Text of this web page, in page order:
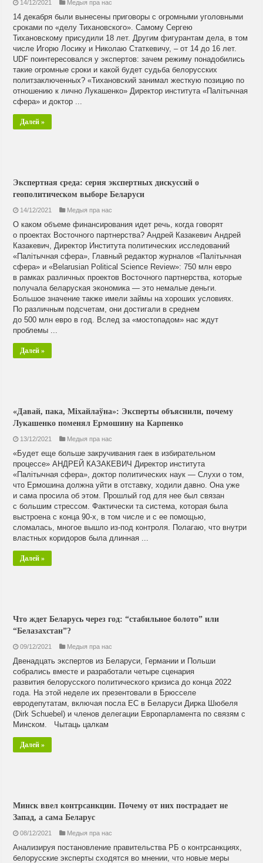
14/12/2021 Медыя пра нас
14 декабря были вынесены приговоры с огромными уголовными
сроками по «делу Тихановского». Самому Сергею
Тихановскому присудили 18 лет. Другим фигурантам дела, в том
числе Игорю Лосику и Николаю Статкевичу, – от 14 до 16 лет.
UDF поинтересовался у экспертов: зачем режиму понадобились
такие огромные сроки и какой будет судьба белорусских
политзаключенных? «Тихановский занимал жесткую позицию по
отношению к лично Лукашенко» Директор института «Палітычная
сфера» и доктор ...
Далей »
Экспертная среда: серия экспертных дискуссий о
геополитическом выборе Беларуси
14/12/2021 Медыя пра нас
О каком объеме финансирования идет речь, когда говорят
о проектах Восточного партнерства? Андрей Казакевич Андрей
Казакевич, Директор Института политических исследований
«Палітычная сфера», Главный редактор журналов «Палітычная
сфера» и «Belarusian Political Science Review»: 750 млн евро
в рамках различных проектов Восточного партнерства, которые
получала беларуская экономика — это немалые деньги.
Большое значение также имели займы на хороших условиях.
По различным подсчетам, они достигали в среднем
до 500 млн евро в год. Вслед за «мостопадом» нас ждут
проблемы ...
Далей »
«Давай, пака, Міхайлаўна»: Эксперты объяснили, почему
Лукашенко поменял Ермошину на Карпенко
13/12/2021 Медыя пра нас
«Будет еще больше закручивания гаек в избирательном
процессе» АНДРЕЙ КАЗАКЕВИЧ Директор института
«Палітычная сфера», доктор политических наук — Слухи о том,
что Ермошина должна уйти в отставку, ходили давно. Она уже
и сама просила об этом. Прошлый год для нее был связан
с большим стрессом. Фактически та система, которая была
выстроена с конца 90-х, в том числе и с ее помощью,
сломалась, многое вышло из-под контроля. Полагаю, что внутри
властных коридоров была длинная ...
Далей »
Что ждет Беларусь через год: “стабильное болото” или
“Белазахстан”?
09/12/2021 Медыя пра нас
Двенадцать экспертов из Беларуси, Германии и Польши
собрались вместе и разработали четыре сценария
развития белорусского политического кризиса до конца 2022
года. На этой неделе их презентовали в Брюсселе
евродепутатам, включая посла ЕС в Беларуси Дирка Шюбеля
(Dirk Schuebel) и членов делегации Европарламента по связям с
Минском. Чытаць цалкам
Далей »
Минск ввел контрсанкции. Почему от них пострадает не
Запад, а сама Беларус
08/12/2021 Медыя пра нас
Анализируя постановление правительства РБ о контрсанкциях,
белорусские эксперты сходятся во мнении, что новые меры